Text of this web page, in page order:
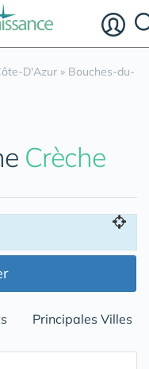
D'Azur » Bouches-du-
Crèche
Principales Villes